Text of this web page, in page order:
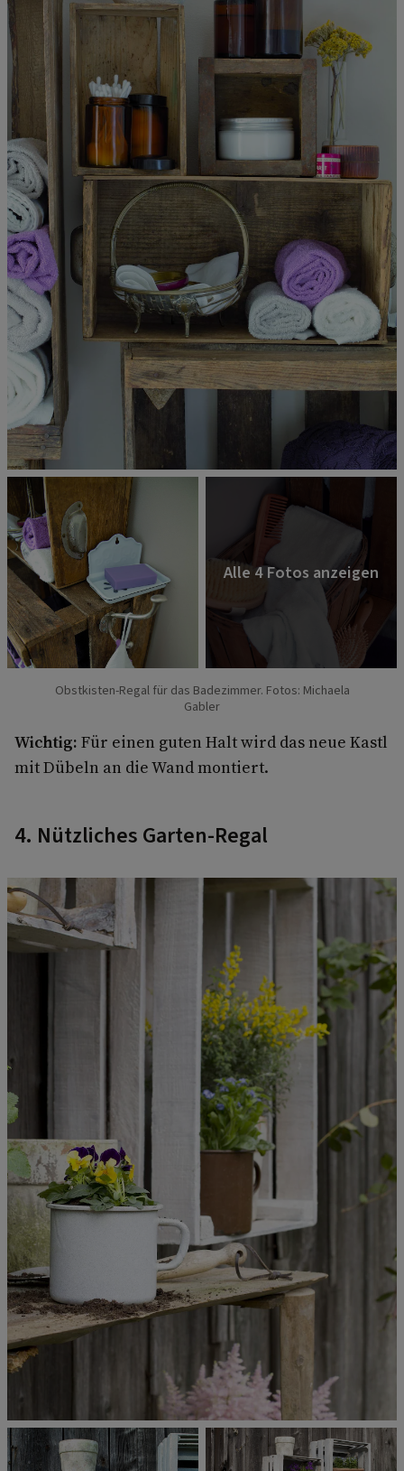
Obstkisten-Regal für das Badezimmer. Fotos: Michaela
Gabler
Wichtig: Für einen guten Halt wird das neue Kastl
mit Dübeln an die Wand montiert.
4. Nützliches Garten-Regal